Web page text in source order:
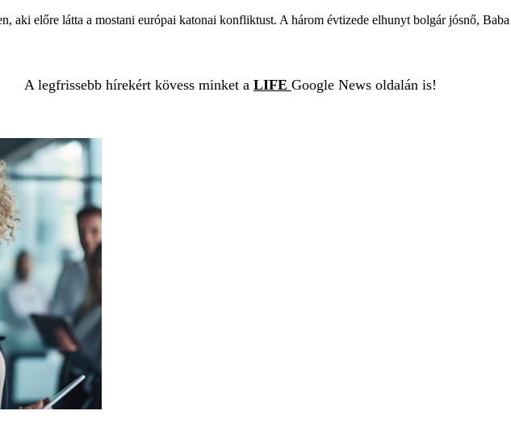
aki előre látta a mostani európai katonai konfliktust. A három évtizede elhunyt bolgár jósnő,
A legfrissebb hírekért kövess minket a LIFE Google News oldalán is!